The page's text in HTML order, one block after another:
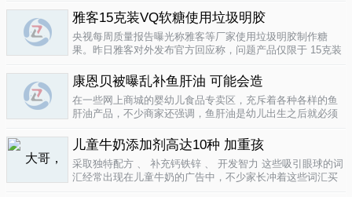
有害又不能完全戒掉的原因，因为酒已经不只是一种可以喝
的饮品那么简单，就像茶一样有很厚..
雅客15克装VQ软糖使用垃圾明胶
央视每周质量报告曝光称雅客等厂家使用垃圾明胶制作糖
果。昨日雅客对外发布官方回应称，问题产品仅限于 15克装
生产该产品，并将嘉利达明胶原料全部封存。对已上市流通
产品，雅客表示已于3月15..
康恩贝被曝乱补鱼肝油 可能会造
在一些网上商城的婴幼儿食品专卖区，充斥着各种各样的鱼
肝油产品，不少商家还强调，鱼肝油是幼儿出生之后就必须
孩子服用鱼肝油。而实际上，以食品身份出现的鱼肝油是药
品，过量补充会对孩子产生伤害。在..
儿童牛奶添加剂高达10种 加重孩
采取独特配方 、 补充钙铁锌 、 开发智力 这些吸引眼球的词
汇经常出现在儿童牛奶的广告中，不少家长冲着这些词汇买